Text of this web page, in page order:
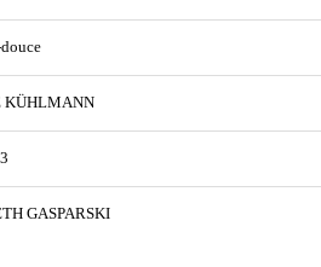
KÜHLMANN
GASPARSKI